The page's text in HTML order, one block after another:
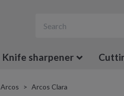
Knife sharpener
Arcos Arcos Clara